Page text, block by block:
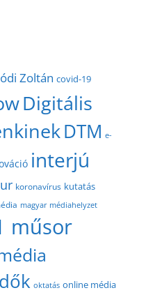
Zoltán covid-19
Digitális
DTM e-
interjú
koronavírus kutatás
magyar médiahelyzet
műsor
oktatás online média